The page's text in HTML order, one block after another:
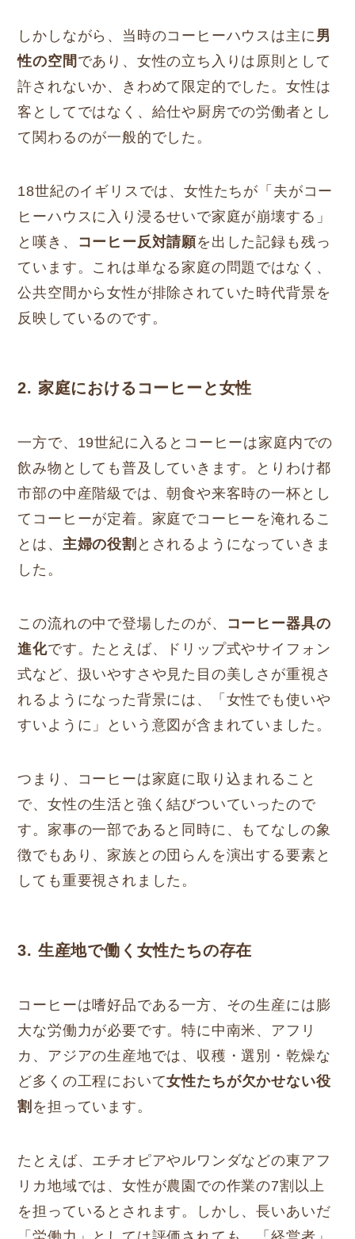
しかしながら、当時のコーヒーハウスは主に 男
性の空間 であり、女性の立ち入りは原則として
許されないか、きわめて限定的でした。女性は
客としてではなく、給仕や厨房での労働者とし
て関わるのが一般的でした。
18世紀のイギリスでは、女性たちが「夫がコー
ヒーハウスに入り浸るせいで家庭が崩壊する」
と嘆き、
コーヒー反対請願を出した記録も残っ
ています。これは単なる家庭の問題ではなく、
公共空間から女性が排除されていた時代背景を
反映しているのです。
2. 家庭におけるコーヒーと女性
一方で、19世紀に入るとコーヒーは家庭内での
飲み物としても普及していきます。とりわけ都
市部の中産階級では、朝食や来客時の一杯とし
てコーヒーが定着。家庭でコーヒーを淹れるこ
とは、 主婦の役割 とされるようになっていきま
した。
この流れの中で登場したのが、
コーヒー器具の
進化です。たとえば、ドリップ式やサイフォン
式など、扱いやすさや見た目の美しさが重視さ
れるようになった背景には、「女性でも使いや
すいように」という意図が含まれていました。
つまり、コーヒーは家庭に取り込まれること
で、女性の生活と強く結びついていったので
す。家事の一部であると同時に、もてなしの象
徴でもあり、家族との団らんを演出する要素と
しても重要視されました。
3. 生産地で働く女性たちの存在
コーヒーは嗜好品である一方、その生産には膨
大な労働力が必要です。特に中南米、アフリ
カ、アジアの生産地では、収穫・選別・乾燥な
ど多くの工程において女性たちが欠かせない役
割 を担っています。
たとえば、エチオピアやルワンダなどの東アフ
リカ地域では、女性が農園での作業の7割以上
を担っているとされます。しかし、長いあいだ